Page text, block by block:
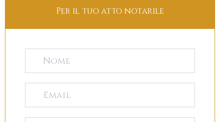
Per il tuo atto notarile